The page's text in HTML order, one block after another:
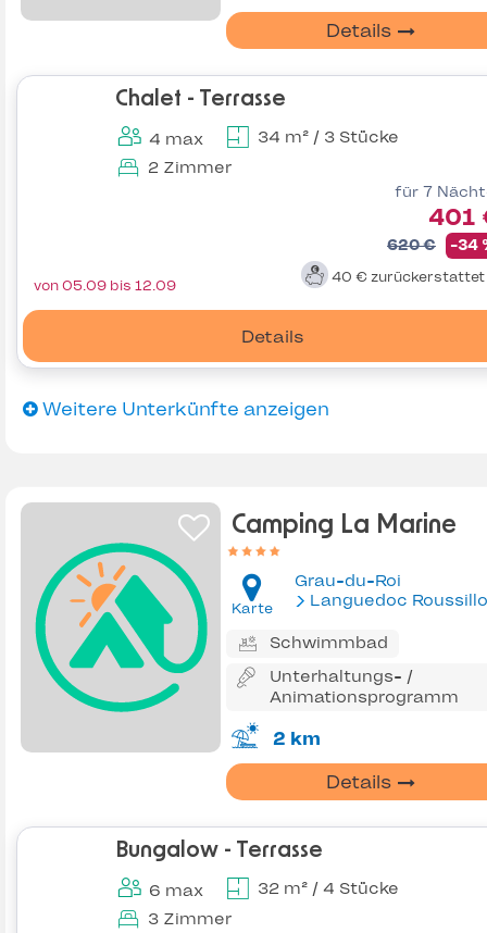
Details
Chalet - Terrasse
4 max
34 m² / 3 Stücke
2 Zimmer
für 7
401
620 € -34
40 € zurückerstattet
Details
von 05.09 bis 12.09
Weitere Unterkünfte anzeigen
Camping La Marine
Karte
Grau-du-Roi
Languedoc
Schwimmbad
Unterhaltungs- /
Animationsprogramm
2 km
Details
Bungalow - Terrasse
6 max
32 m² / 4 Stücke
3 Zimmer